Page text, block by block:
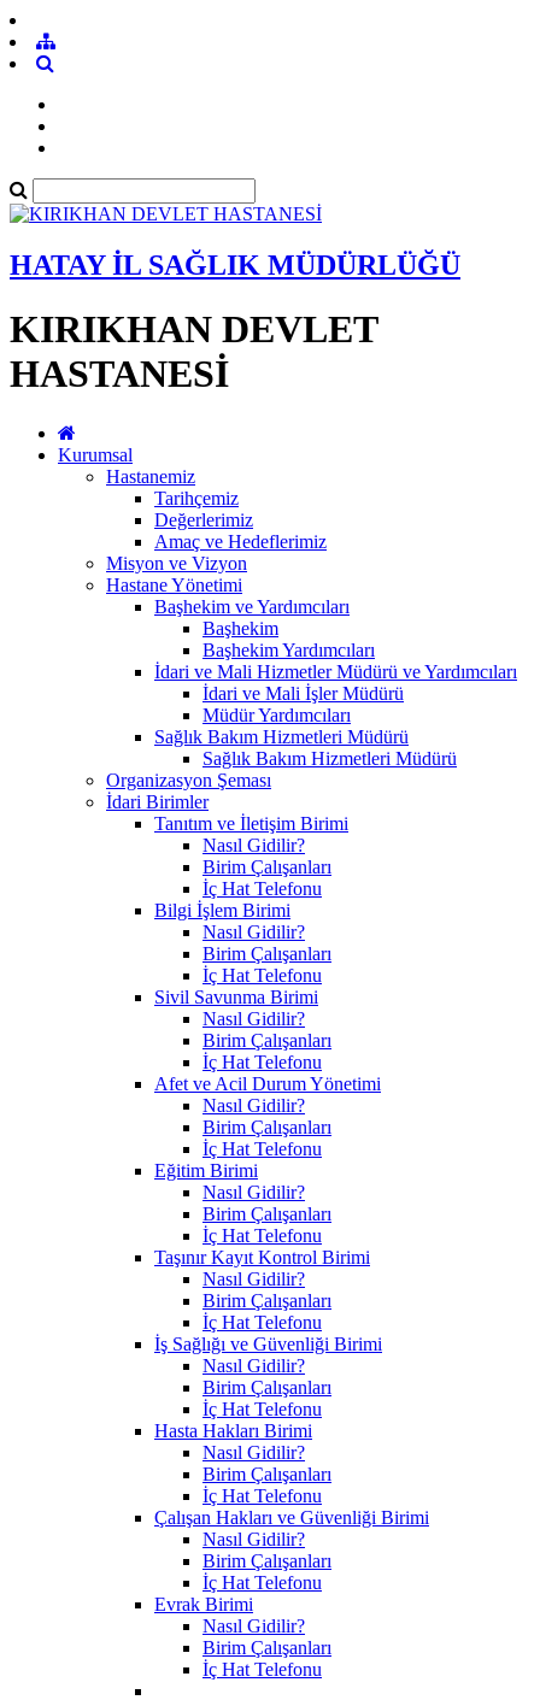
HATAY İL SAĞLIK MÜDÜRLÜĞÜ
KIRIKHAN DEVLET
HASTANESİ
Kurumsal
Hastanemiz
Tarihçemiz
Değerlerimiz
Amaç ve Hedeflerimiz
Misyon ve Vizyon
Hastane Yönetimi
Başhekim ve Yardımcıları
Başhekim
Başhekim Yardımcıları
İdari ve Mali Hizmetler Müdürü ve Yardımcıları
İdari ve Mali İşler Müdürü
Müdür Yardımcıları
Sağlık Bakım Hizmetleri Müdürü
Sağlık Bakım Hizmetleri Müdürü
Organizasyon Şeması
İdari Birimler
Tanıtım ve İletişim Birimi
Nasıl Gidilir?
Birim Çalışanları
İç Hat Telefonu
Bilgi İşlem Birimi
Nasıl Gidilir?
Birim Çalışanları
İç Hat Telefonu
Sivil Savunma Birimi
Nasıl Gidilir?
Birim Çalışanları
İç Hat Telefonu
Afet ve Acil Durum Yönetimi
Nasıl Gidilir?
Birim Çalışanları
İç Hat Telefonu
Eğitim Birimi
Nasıl Gidilir?
Birim Çalışanları
İç Hat Telefonu
Taşınır Kayıt Kontrol Birimi
Nasıl Gidilir?
Birim Çalışanları
İç Hat Telefonu
İş Sağlığı ve Güvenliği Birimi
Nasıl Gidilir?
Birim Çalışanları
İç Hat Telefonu
Hasta Hakları Birimi
Nasıl Gidilir?
Birim Çalışanları
İç Hat Telefonu
Çalışan Hakları ve Güvenliği Birimi
Nasıl Gidilir?
Birim Çalışanları
İç Hat Telefonu
Evrak Birimi
Nasıl Gidilir?
Birim Çalışanları
İç Hat Telefonu